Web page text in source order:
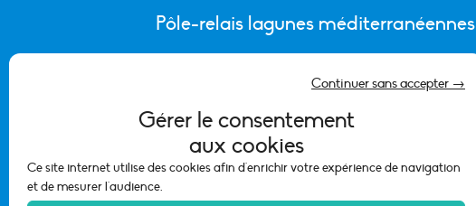
Gérer le consentement
aux cookies
Ce site internet utilise des cookies afin d'enrichir votre expérience de navigation
et de mesurer l'audience.
Continuer sans accepter →
Pôle-relais lagunes méditerranéennes
CONTACTER L’ÉQUIPE DU PÔLE